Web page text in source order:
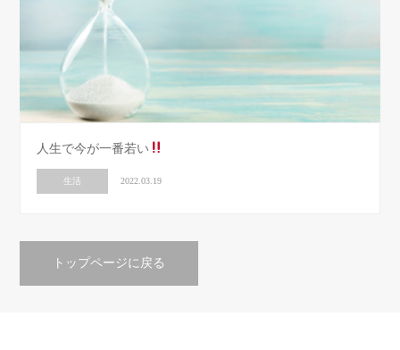
人生で今が一番若い
生活 2022.03.19
トップページに戻る